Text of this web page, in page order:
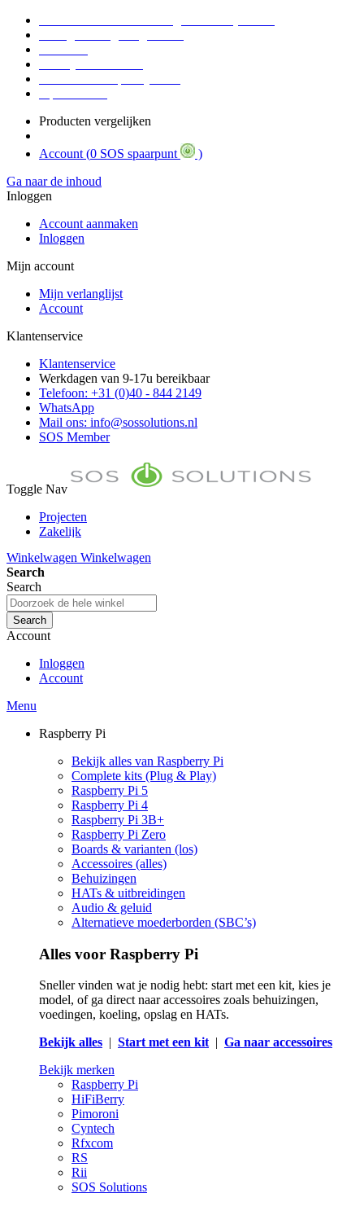
Producten vergelijken
Account (0 SOS spaarpunt
)
Ga naar de inhoud
Inloggen
Account aanmaken
Inloggen
Mijn account
Mijn verlanglijst
Account
Klantenservice
Klantenservice
Werkdagen van 9-17u bereikbaar
Telefoon: +31 (0)40 - 844 2149
WhatsApp
Mail ons: info@sossolutions.nl
SOS Member
Toggle Nav
Projecten
Zakelijk
Toon prijzen Incl. BTW
Toon prijzen Excl. BTW
Winkelwagen Winkelwagen
Search
Search
Search
Account
Inloggen
Account
Menu
Raspberry Pi
Bekijk alles van Raspberry Pi
Complete kits (Plug & Play)
Raspberry Pi 5
Raspberry Pi 4
Raspberry Pi 3B+
Raspberry Pi Zero
Boards & varianten (los)
Accessoires (alles)
Behuizingen
HATs & uitbreidingen
Audio & geluid
Alternatieve moederborden (SBC’s)
Alles voor Raspberry Pi
Sneller vinden wat je nodig hebt: start met een kit, kies je
model, of ga direct naar accessoires zoals behuizingen,
voedingen, koeling, opslag en HATs.
Bekijk alles | Start met een kit| Ga naar accessoires
Bekijk merken
Raspberry Pi
HiFiBerry
Pimoroni
Cyntech
Rfxcom
RS
Rii
SOS Solutions